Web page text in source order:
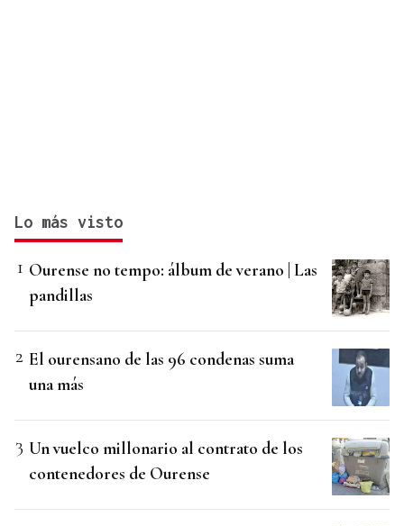
Lo más visto
Ourense no tempo: álbum de verano | Las
pandillas
El ourensano de las 96 condenas suma
una más
Un vuelco millonario al contrato de los
contenedores de Ourense